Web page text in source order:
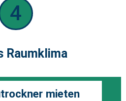
4
Raumklima
mieten